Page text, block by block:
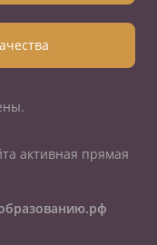
активная прямая